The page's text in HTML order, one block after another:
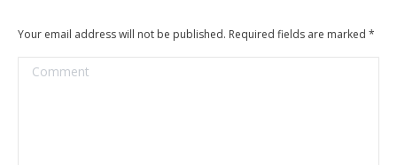
Your email address will not be published. Required fields are marked *
Comment